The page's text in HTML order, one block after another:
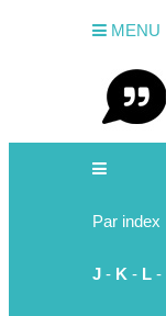
MENU
Par index
J - K - L -